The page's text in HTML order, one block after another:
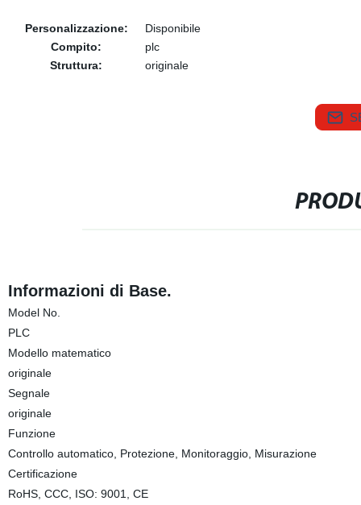
Personalizzazione:
Disponibile
Compito:
plc
Struttura:
originale
Informazioni di Base.
Model No.
PLC
Modello matematico
originale
Segnale
originale
Funzione
Controllo automatico, Protezione, Monitoraggio, Misurazione
Certificazione
RoHS, CCC, ISO: 9001, CE